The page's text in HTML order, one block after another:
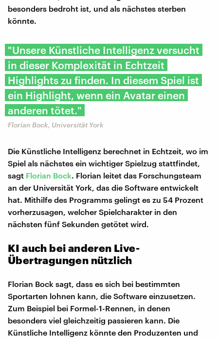
besonders bedroht ist, und als nächstes sterben
könnte.
"Unsere Künstliche Intelligenz versucht
in dieser Komplexität in Echtzeit
Highlights zu finden. In diesem Spiel ist
ein Highlight, wenn ein Avatar einen
anderen tötet."
Florian Bock, Universität York
Die Künstliche Intelligenz berechnet in Echtzeit, wo im
Spiel als nächstes ein wichtiger Spielzug stattfindet,
sagt Florian Bock. Florian leitet das Forschungsteam
an der Universität York, das die Software entwickelt
hat. Mithilfe des Programms gelingt es zu 54 Prozent
vorherzusagen, welcher Spielcharakter in den
nächsten fünf Sekunden getötet wird.
KI auch bei anderen Live-
Übertragungen nützlich
Florian Bock sagt, dass es sich bei bestimmten
Sportarten lohnen kann, die Software einzusetzen.
Zum Beispiel bei Formel-1-Rennen, in denen
besonders viel gleichzeitig passieren kann. Die
Künstliche Intelligenz könnte den Produzenten und